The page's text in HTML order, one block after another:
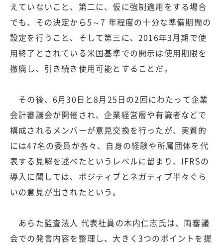
えていないこと、第二に、仮に強制適用をする場合
でも、その決定から5～7 年程度の十分な準備期間の
設定を行うこと、そして第三に、2016年3月期で使
用終了とされている米国基準での開示は使用期限を
撤廃し、引き続き使用可能とすることだ。
その後、6月30日と8月25日の2回にわたって企業
会計審議会が開催され、企業経営層や有識者などで
構成されるメンバーが意見交換を行ったが、実質的
には47名の委員が各々、自身の経験や所属団体を代
表する見解を述べたというレベルに留まり、IFRSの
導入に関しては、ポジティブとネガティブ半々ぐら
いの意見が出されたという。
あらた監査法人 代表社員の木内仁志氏は、両審議
会での発言内容を整理し、大きく3つのポイントを提